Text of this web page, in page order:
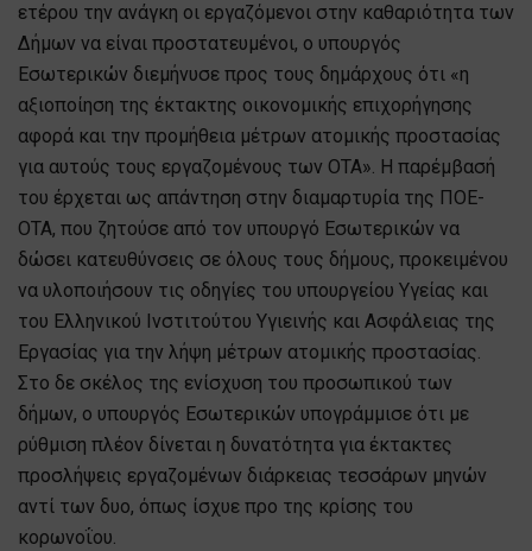
ετέρου την ανάγκη οι εργαζόμενοι στην καθαριότητα των
Δήμων να είναι προστατευμένοι, ο υπουργός
Εσωτερικών διεμήνυσε προς τους δημάρχους ότι «η
αξιοποίηση της έκτακτης οικονομικής επιχορήγησης
αφορά και την προμήθεια μέτρων ατομικής προστασίας
για αυτούς τους εργαζομένους των ΟΤΑ». Η παρέμβασή
του έρχεται ως απάντηση στην διαμαρτυρία της ΠΟΕ-
ΟΤΑ, που ζητούσε από τον υπουργό Εσωτερικών να
δώσει κατευθύνσεις σε όλους τους δήμους, προκειμένου
να υλοποιήσουν τις οδηγίες του υπουργείου Υγείας και
του Ελληνικού Ινστιτούτου Υγιεινής και Ασφάλειας της
Εργασίας για την λήψη μέτρων ατομικής προστασίας.
Στο δε σκέλος της ενίσχυση του προσωπικού των
δήμων, ο υπουργός Εσωτερικών υπογράμμισε ότι με
ρύθμιση πλέον δίνεται η δυνατότητα για έκτακτες
προσλήψεις εργαζομένων διάρκειας τεσσάρων μηνών
αντί των δυο, όπως ίσχυε προ της κρίσης του
κορωνοΐου.